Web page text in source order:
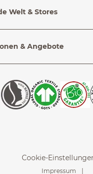
Welt & Stores
& Angebote
Cookie-
Impressum